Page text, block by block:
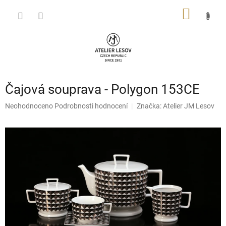
Čajová souprava - Polygon 153CE
Průměrné
Neohodnoceno Podrobnosti hodnocení Značka:Atelier JM Lesov